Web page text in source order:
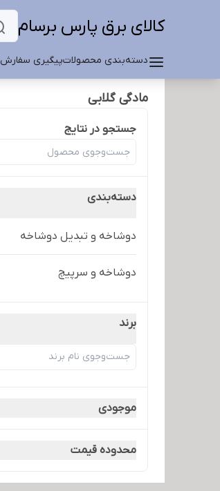
کالای برق پارس برسام
دسته‌بندی محصولاتپیگیری سفارش
مادگی گلابی
جستجو در نتایج
دسته‌بندی
دوشاخه و تبدیل دوشاخه
دوشاخه و سرپیچ
برند
موجودی
محدوده قیمت